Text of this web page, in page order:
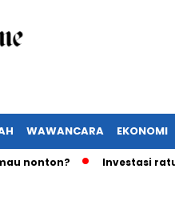
WAWANCARA EKONOMI
Investasi ratusan